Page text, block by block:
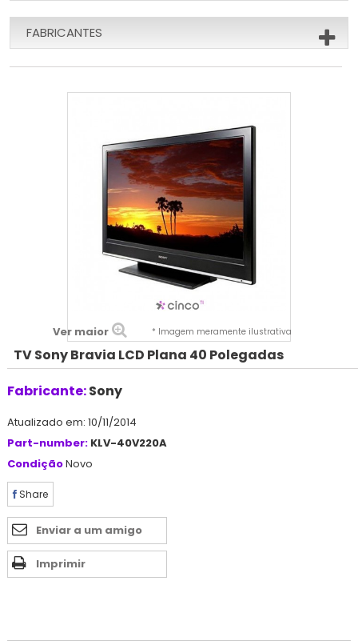
FABRICANTES
Ver maior * Imagem meramente ilustrativa
TV Sony Bravia LCD Plana 40 Polegadas
Fabricante:Sony
Atualizado em: 10/11/2014
Part-number: KLV-40V220A
CondiçãoNovo
Share
Enviar a um amigo
Imprimir